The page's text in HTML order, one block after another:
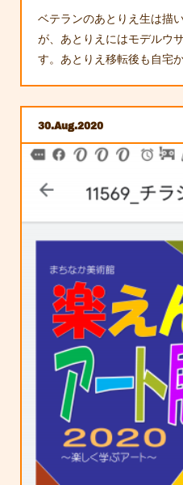
ベテランのあとりえ生は描
が、あとりえにはモデルウ
す。あとりえ移転後も自宅
30 Aug 2020